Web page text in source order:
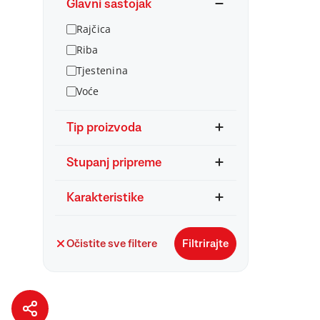
Glavni sastojak
Rajčica
Riba
Tjestenina
Voće
Tip proizvoda
Stupanj pripreme
Karakteristike
Očistite sve filtere Filtrirajte